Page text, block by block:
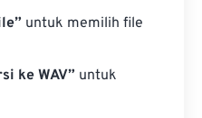
untuk memilih file
ke WAV” untuk